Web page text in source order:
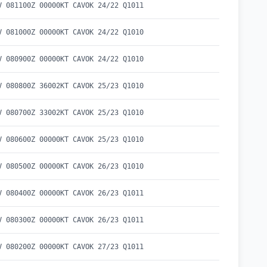
081100Z 00000KT CAVOK 24/22 Q1011
081000Z 00000KT CAVOK 24/22 Q1010
080900Z 00000KT CAVOK 24/22 Q1010
080800Z 36002KT CAVOK 25/23 Q1010
080700Z 33002KT CAVOK 25/23 Q1010
080600Z 00000KT CAVOK 25/23 Q1010
080500Z 00000KT CAVOK 26/23 Q1010
080400Z 00000KT CAVOK 26/23 Q1011
080300Z 00000KT CAVOK 26/23 Q1011
080200Z 00000KT CAVOK 27/23 Q1011